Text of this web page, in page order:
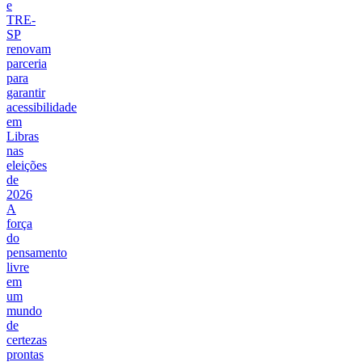
e
TRE-
SP
renovam
parceria
para
garantir
acessibilidade
em
Libras
nas
eleições
de
2026
A
força
do
pensamento
livre
em
um
mundo
de
certezas
prontas